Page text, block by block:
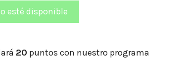
20 puntos con nuestro programa